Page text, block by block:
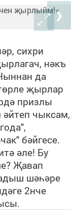
❯
сихри
нәкъ
да
җырлар
призлы
әйтеп чыксам,
бәйгесе.
әле! Бу
Җавап
шәһәре
2нче